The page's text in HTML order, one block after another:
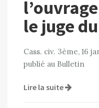
le juge
Cass. civ. 3ème, 16
publié au Bulletin
Lire la suite